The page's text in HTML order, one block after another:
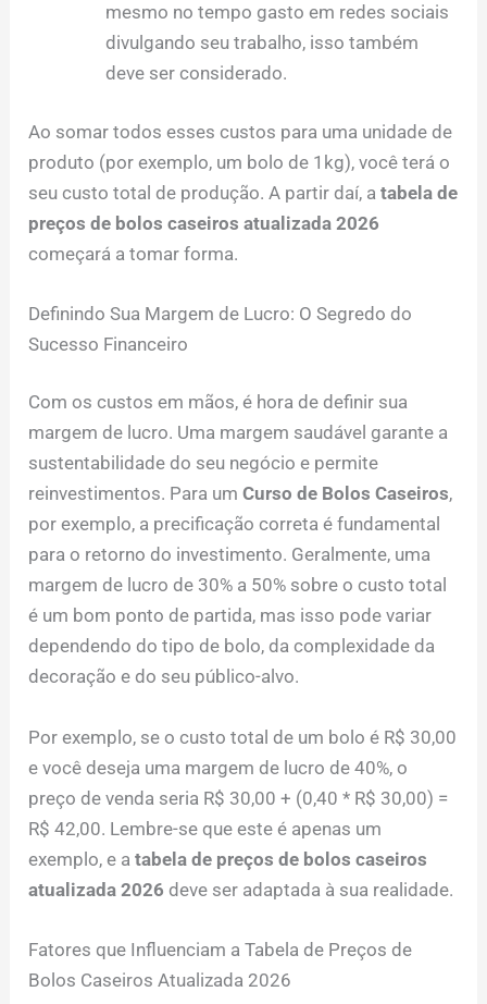
mesmo no tempo gasto em redes sociais
divulgando seu trabalho, isso também
deve ser considerado.
Ao somar todos esses custos para uma unidade de
produto (por exemplo, um bolo de 1kg), você terá o
seu custo total de produção. A partir daí, atabela de
preços de bolos caseiros atualizada 2026
começará a tomar forma.
Definindo Sua Margem de Lucro: O Segredo do
Sucesso Financeiro
Com os custos em mãos, é hora de definir sua
margem de lucro. Uma margem saudável garante a
sustentabilidade do seu negócio e permite
reinvestimentos. Para umCurso de Bolos Caseiros,
por exemplo, a precificação correta é fundamental
para o retorno do investimento. Geralmente, uma
margem de lucro de 30% a 50% sobre o custo total
é um bom ponto de partida, mas isso pode variar
dependendo do tipo de bolo, da complexidade da
decoração e do seu público-alvo.
Por exemplo, se o custo total de um bolo é R$ 30,00
e você deseja uma margem de lucro de 40%, o
preço de venda seria R$ 30,00 + (0,40 * R$ 30,00) =
R$ 42,00. Lembre-se que este é apenas um
exemplo, e atabela de preços de bolos caseiros
atualizada 2026 deve ser adaptada à sua realidade.
Fatores que Influenciam a Tabela de Preços de
Bolos Caseiros Atualizada 2026